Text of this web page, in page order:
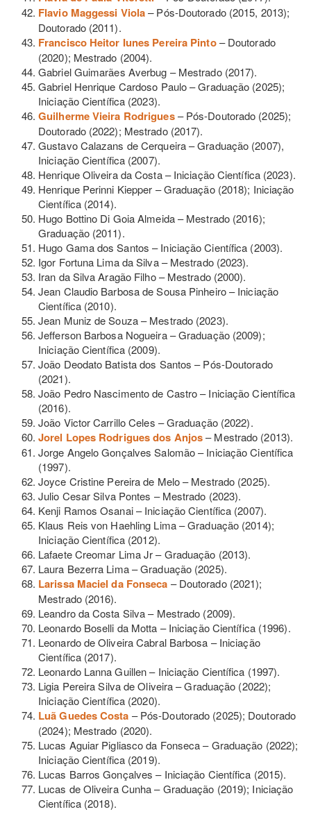
Flavio Maggessi Viola –Pós-Doutorado (2015, 2013);
Doutorado (2011).
Francisco Heitor Iunes Pereira Pinto– Doutorado
(2020); Mestrado (2004).
Gabriel Guimarães Averbug – Mestrado (2017).
Gabriel Henrique Cardoso Paulo – Graduação (2025);
Iniciação Científica (2023).
Guilherme Vieira Rodrigues– Pós-Doutorado (2025);
Doutorado (2022); Mestrado (2017).
Gustavo Calazans de Cerqueira – Graduação (2007),
Iniciação Científica (2007).
Henrique Oliveira da Costa – Iniciação Científica (2023).
Henrique Perinni Kiepper – Graduação (2018); Iniciação
Científica (2014).
Hugo Bottino Di Goia Almeida – Mestrado (2016);
Graduação (2011).
Hugo Gama dos Santos – Iniciação Científica (2003).
Igor Fortuna Lima da Silva – Mestrado (2023).
Iran da Silva Aragão Filho – Mestrado (2000).
Jean Claudio Barbosa de Sousa Pinheiro – Iniciação
Científica (2010).
Jean Muniz de Souza – Mestrado (2023).
Jefferson Barbosa Nogueira – Graduação (2009);
Iniciação Científica (2009).
João Deodato Batista dos Santos – Pós-Doutorado
(2021).
João Pedro Nascimento de Castro – Iniciação Científica
(2016).
João Victor Carrillo Celes – Graduação (2022).
Jorel Lopes Rodrigues dos Anjos– Mestrado (2013).
Jorge Angelo Gonçalves Salomão – Iniciação Científica
(1997).
Joyce Cristine Pereira de Melo – Mestrado (2025).
Julio Cesar Silva Pontes – Mestrado (2023).
Kenji Ramos Osanai – Iniciação Científica (2007).
Klaus Reis von Haehling Lima – Graduação (2014);
Iniciação Científica (2012).
Lafaete Creomar Lima Jr – Graduação (2013).
Laura Bezerra Lima – Graduação (2025).
Larissa Maciel da Fonseca – Doutorado (2021);
Mestrado (2016).
Leandro da Costa Silva – Mestrado (2009).
Leonardo Boselli da Motta – Iniciação Científica (1996).
Leonardo de Oliveira Cabral Barbosa – Iniciação
Científica (2017).
Leonardo Lanna Guillen – Iniciação Científica (1997).
Ligia Pereira Silva de Oliveira – Graduação (2022);
Iniciação Científica (2020).
Luã Guedes Costa – Pós-Doutorado (2025); Doutorado
(2024); Mestrado (2020).
Lucas Aguiar Pigliasco da Fonseca – Graduação (2022);
Iniciação Científica (2019).
Lucas Barros Gonçalves – Iniciação Científica (2015).
Lucas de Oliveira Cunha – Graduação (2019); Iniciação
Científica (2018).